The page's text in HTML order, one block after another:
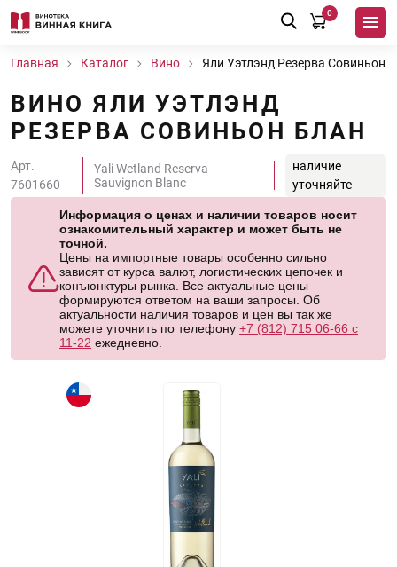
0
Главная Каталог Вино Яли Уэтлэнд Резерва Совиньон
ВИНО ЯЛИ УЭТЛЭНД
РЕЗЕРВА СОВИНЬОН БЛАН
Арт.
7601660
Yali Wetland Reserva
Sauvignon Blanc
наличие
уточняйте
Информация о ценах и наличии товаров носит
ознакомительный характер и может быть не
точной.
Цены на импортные товары особенно сильно
зависят от курса валют, логистических цепочек и
конъюнктуры рынка. Все актуальные цены
формируются ответом на ваши запросы. Об
актуальности наличия товаров и цен вы так же
можете уточнить по телефону +7 (812) 715 06-66 с
11-22 ежедневно.